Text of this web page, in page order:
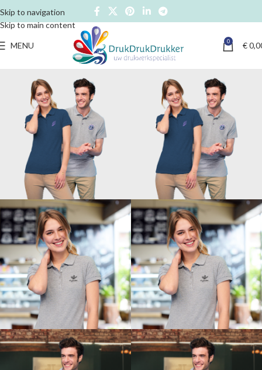
Skip to navigation
Skip to main content
MENU 0 €